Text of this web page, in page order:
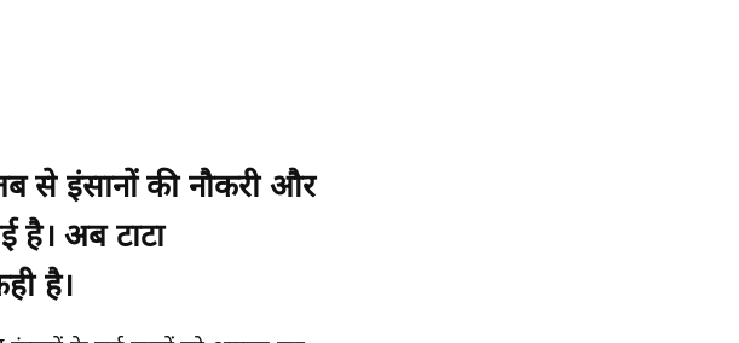
से इंसानों की नौकरी और
है। अब टाटा
है।